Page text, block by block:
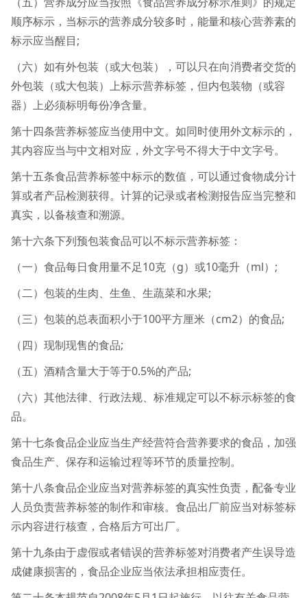
顺序标示，当标示的营养成分较多时，能量和核心营养素的
标示应当醒目;
（六）如有外包装（或大包装），可以只在向消费者交货的
外包装（或大包装）上标示营养标签，但内包装物（或容
器）上必须标明每份净含量。
第十四条营养标签应当使用中文。如同时使用外文标示的，
其内容应当与中文相对应，外文字号不得大于中文字号。
第十五条食品营养标签中标示的数值，可以通过食物成分计
算或者产品检测获得。计算的记录或者检测报告应当完整和
真实，以备核查和溯源。
第十六条下列预包装食品可以不标示营养标签：
（一）食品每日食用量不足10克（g）或10毫升（ml）;
（二）包装的生肉、生鱼、生蔬菜和水果;
（三）包装的总表面积小于100平方厘米（cm2）的食品;
（四）现制现售的食品;
（五）酒精含量大于等于0.5%的产品;
（六）其他法律、行政法规、标准规定可以不标示标签的食
品。
第十七条食品企业应当生产经营符合营养要求的食品，加强
食品生产、保存和运输过程等环节的质量控制。
第十八条食品企业应当对营养标签的真实性负责，配备专业
人员负责营养标签的制作和审核。食品出厂前应当对标签标
示内容进行核查，合格后方可出厂。
第十九条由于虚假或者错误的营养标签对消费者产生误导造
成健康损害的，食品企业应当依法承担相应责任。